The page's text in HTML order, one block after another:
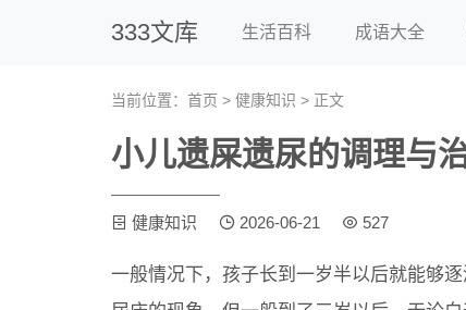
333文库 生活百科 成语大全
当前位置： 首页 > 健康知识 > 正文
小儿遗屎遗尿的调理与
健康知识 2026-06-21 527
一般情况下，孩子长到一岁半以后就能够